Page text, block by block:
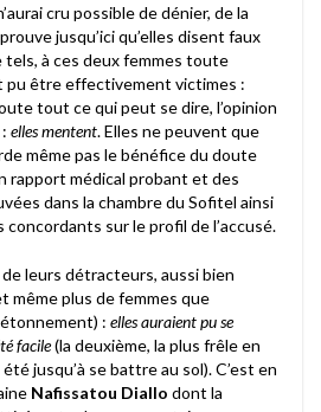
cru possible de dénier, de la
jusqu’ici qu’elles disent faux
à ces deux femmes toute
pu être effectivement victimes :
tout ce qui peut se dire, l’opinion
elles mentent. Elles ne peuvent que
même pas le bénéfice du doute
rapport médical probant et des
dans la chambre du Sofitel ainsi
sur le profil de l’accusé.
de leurs détracteurs, aussi bien
même plus de femmes que
étonnement) : elles auraient pu se
facile(la deuxième, la plus frêle en
jusqu’à se battre au sol). C’est en
Nafissatou Diallo dont la